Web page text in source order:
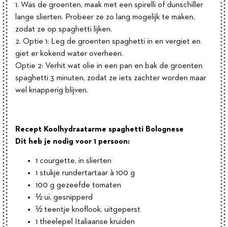
1. Was de groenten, maak met een spirelli of dunschiller
lange slierten. Probeer ze zo lang mogelijk te maken,
zodat ze op spaghetti lijken.
2. Optie 1: Leg de groenten spaghetti in en vergiet en
giet er kokend water overheen.
Optie 2: Verhit wat olie in een pan en bak de groenten
spaghetti 3 minuten, zodat ze iets zachter worden maar
wel knapperig blijven.
Recept Koolhydraatarme spaghetti Bolognese
Dit heb je nodig voor 1 persoon:
1 courgette, in slierten
1 stukje rundertartaar à 100 g
100 g gezeefde tomaten
½ ui, gesnipperd
½ teentje knoflook, uitgeperst
1 theelepel Italiaanse kruiden